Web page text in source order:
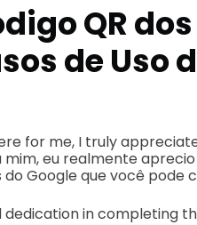
QR
de Uso
for me, I truly
eu realmente aprecio
Google que você pode
in completing